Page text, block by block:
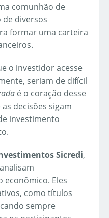
comunhão de
diversos
formar uma carteira
o investidor acesse
seriam de difícil
é o coração desse
decisões sigam
investimento
Sicredi,
econômico. Eles
como títulos
sempre